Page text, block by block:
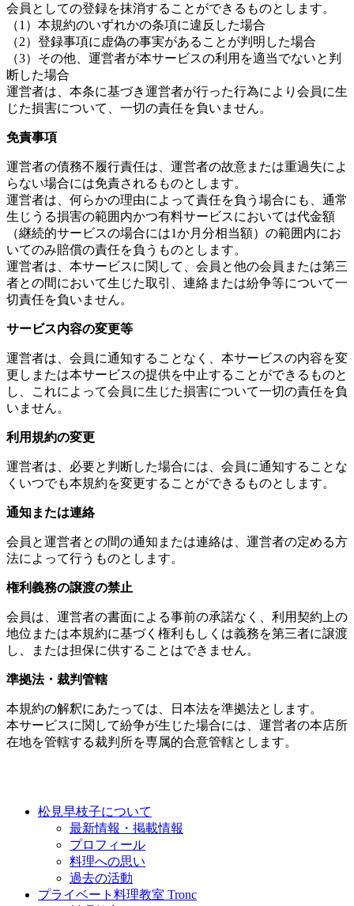
会員としての登録を抹消することができるものとします。
（1）本規約のいずれかの条項に違反した場合
（2）登録事項に虚偽の事実があることが判明した場合
（3）その他、運営者が本サービスの利用を適当でないと判
断した場合
運営者は、本条に基づき運営者が行った行為により会員に生
じた損害について、一切の責任を負いません。
免責事項
運営者の債務不履行責任は、運営者の故意または重過失によ
らない場合には免責されるものとします。
運営者は、何らかの理由によって責任を負う場合にも、通常
生じうる損害の範囲内かつ有料サービスにおいては代金額
（継続的サービスの場合には1か月分相当額）の範囲内にお
いてのみ賠償の責任を負うものとします。
運営者は、本サービスに関して、会員と他の会員または第三
者との間において生じた取引、連絡または紛争等について一
切責任を負いません。
サービス内容の変更等
運営者は、会員に通知することなく、本サービスの内容を変
更しまたは本サービスの提供を中止することができるものと
し、これによって会員に生じた損害について一切の責任を負
いません。
利用規約の変更
運営者は、必要と判断した場合には、会員に通知することな
くいつでも本規約を変更することができるものとします。
通知または連絡
会員と運営者との間の通知または連絡は、運営者の定める方
法によって行うものとします。
権利義務の譲渡の禁止
会員は、運営者の書面による事前の承諾なく、利用契約上の
地位または本規約に基づく権利もしくは義務を第三者に譲渡
し、または担保に供することはできません。
準拠法・裁判管轄
本規約の解釈にあたっては、日本法を準拠法とします。
本サービスに関して紛争が生じた場合には、運営者の本店所
在地を管轄する裁判所を専属的合意管轄とします。
松見早枝子について
最新情報・掲載情報
プロフィール
料理への思い
過去の活動
プライベート料理教室 Tronc